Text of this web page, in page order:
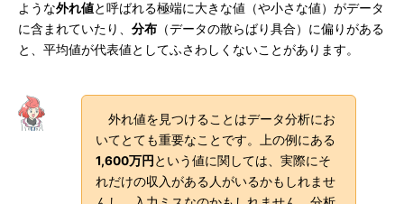
ような外れ値と呼ばれる極端に大きな値（や小さな値）がデータ
に含まれていたり、 分布 （データの散らばり具合）に偏りがある
と、平均値が代表値としてふさわしくないことがあります。
外れ値を見つけることはデータ分析にお
いてとても重要なことです。上の例にある
1,600万円 という値に関しては、実際にそ
れだけの収入がある人がいるかもしれませ